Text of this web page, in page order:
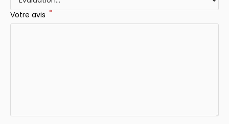
Votre avis *